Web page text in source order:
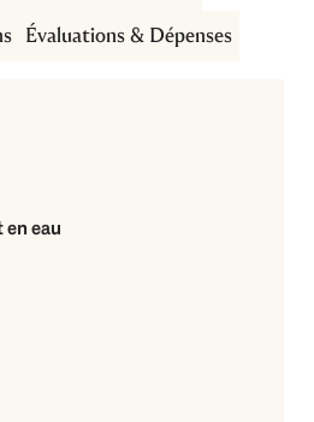
Évaluations & Dépenses
eau